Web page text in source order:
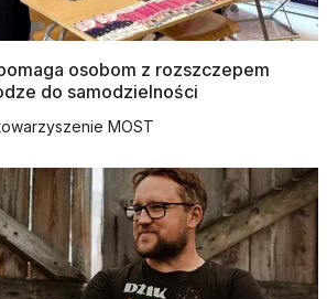
osobom z rozszczepem
do samodzielności
MOST